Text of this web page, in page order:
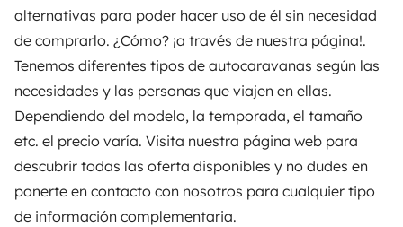
alternativas para poder hacer uso de él sin necesidad
de comprarlo. ¿Cómo? ¡a través de nuestra página!.
Tenemos diferentes tipos de autocaravanas según las
necesidades y las personas que viajen en ellas.
Dependiendo del modelo, la temporada, el tamaño
etc. el precio varía. Visita nuestra página web para
descubrir todas las oferta disponibles y no dudes en
ponerte en contacto con nosotros para cualquier tipo
de información complementaria.